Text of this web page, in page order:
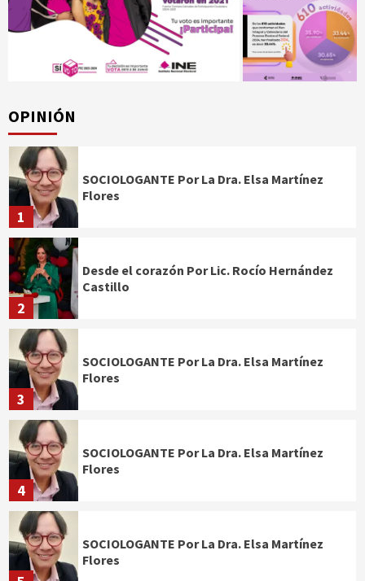
OPINIÓN
1
SOCIOLOGANTE Por La Dra. Elsa Martínez
Flores
2
Desde el corazón Por Lic. Rocío Hernández
Castillo
3
SOCIOLOGANTE Por La Dra. Elsa Martínez
Flores
4
SOCIOLOGANTE Por La Dra. Elsa Martínez
Flores
SOCIOLOGANTE Por La Dra. Elsa Martínez
Flores